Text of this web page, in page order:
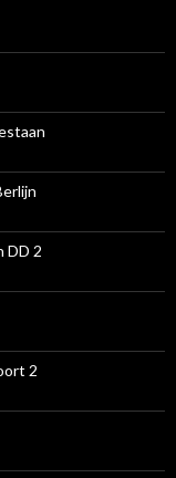
DD 2
2